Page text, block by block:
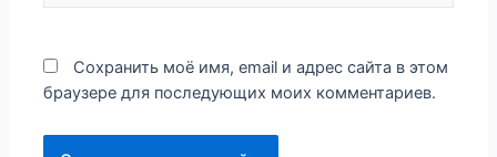
Сохранить моё имя, email и адрес сайта в этом
браузере для последующих моих комментариев.